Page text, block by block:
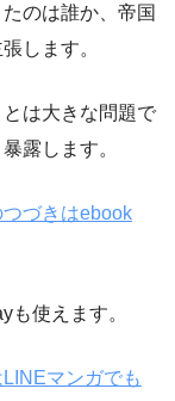
のは誰か、帝国
します。
は大きな問題で
露します。
づきはebook
使えます。
マンガでも